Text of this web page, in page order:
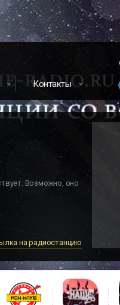
Контакты
Возможно, оно
на радиостанцию